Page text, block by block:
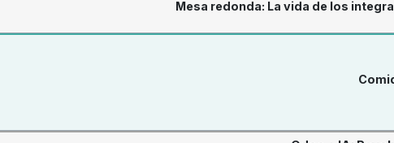
Mesa redonda: La vida de los